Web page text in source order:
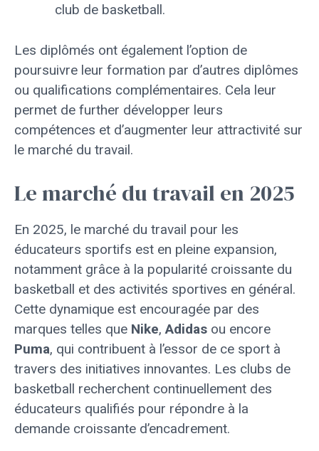
club de basketball.
Les diplômés ont également l’option de
poursuivre leur formation par d’autres diplômes
ou qualifications complémentaires. Cela leur
permet de further développer leurs
compétences et d’augmenter leur attractivité sur
le marché du travail.
Le marché du travail en 2025
En 2025, le marché du travail pour les
éducateurs sportifs est en pleine expansion,
notamment grâce à la popularité croissante du
basketball et des activités sportives en général.
Cette dynamique est encouragée par des
marques telles que Nike,Adidas ou encore
Puma, qui contribuent à l’essor de ce sport à
travers des initiatives innovantes. Les clubs de
basketball recherchent continuellement des
éducateurs qualifiés pour répondre à la
demande croissante d’encadrement.